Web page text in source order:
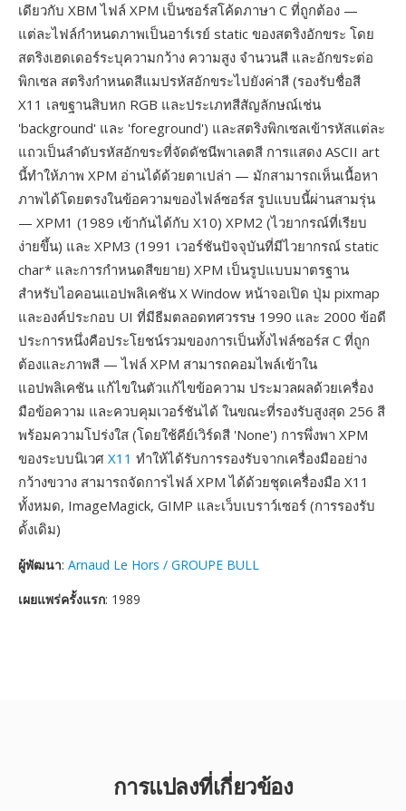
เดียวกับ XBM ไฟล์ XPM เป็นซอร์สโค้ดภาษา C ที่ถูกต้อง —
แต่ละไฟล์กำหนดภาพเป็นอาร์เรย์ static ของสตริงอักขระ โดย
สตริงเฮดเดอร์ระบุความกว้าง ความสูง จำนวนสี และอักขระต่อ
พิกเซล สตริงกำหนดสีแมปรหัสอักขระไปยังค่าสี (รองรับชื่อสี
X11 เลขฐานสิบหก RGB และประเภทสีสัญลักษณ์เช่น
'background' และ 'foreground') และสตริงพิกเซลเข้ารหัสแต่ละ
แถวเป็นลำดับรหัสอักขระที่จัดดัชนีพาเลตสี การแสดง ASCII art
นี้ทำให้ภาพ XPM อ่านได้ด้วยตาเปล่า — มักสามารถเห็นเนื้อหา
ภาพได้โดยตรงในข้อความของไฟล์ซอร์ส รูปแบบนี้ผ่านสามรุ่น
— XPM1 (1989 เข้ากันได้กับ X10) XPM2 (ไวยากรณ์ที่เรียบ
ง่ายขึ้น) และ XPM3 (1991 เวอร์ชันปัจจุบันที่มีไวยากรณ์ static
char* และการกำหนดสีขยาย) XPM เป็นรูปแบบมาตรฐาน
สำหรับไอคอนแอปพลิเคชัน X Window หน้าจอเปิด ปุ่ม pixmap
และองค์ประกอบ UI ที่มีธีมตลอดทศวรรษ 1990 และ 2000 ข้อดี
ประการหนึ่งคือประโยชน์รวมของการเป็นทั้งไฟล์ซอร์ส C ที่ถูก
ต้องและภาพสี — ไฟล์ XPM สามารถคอมไพล์เข้าใน
แอปพลิเคชัน แก้ไขในตัวแก้ไขข้อความ ประมวลผลด้วยเครื่อง
มือข้อความ และควบคุมเวอร์ชันได้ ในขณะที่รองรับสูงสุด 256 สี
พร้อมความโปร่งใส (โดยใช้คีย์เวิร์ดสี 'None') การพึ่งพา XPM
ของระบบนิเวศ X11 ทำให้ได้รับการรองรับจากเครื่องมืออย่าง
กว้างขวาง สามารถจัดการไฟล์ XPM ได้ด้วยชุดเครื่องมือ X11
ทั้งหมด, ImageMagick, GIMP และเว็บเบราว์เซอร์ (การรองรับ
ดั้งเดิม)
ผู้พัฒนา: Arnaud Le Hors / GROUPE BULL
เผยแพร่ครั้งแรก: 1989
การแปลงที่เกี่ยวข้อง